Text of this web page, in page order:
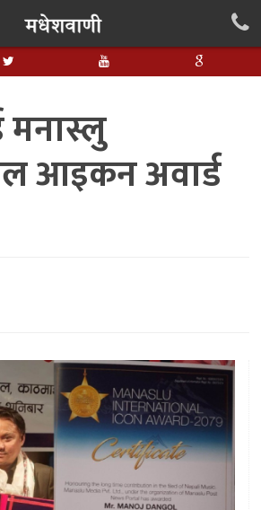
आइकन अवार्ड